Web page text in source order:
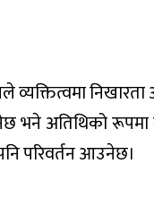
अतिथिको रूपमा
परिवर्तन आउनेछ।